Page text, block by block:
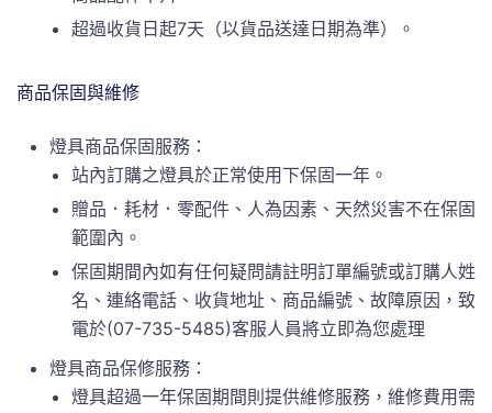
超過收貨日起7天（以貨品送達日期為準）。
商品保固與維修
燈具商品保固服務：
站內訂購之燈具於正常使用下保固一年。
贈品．耗材．零配件、人為因素、天然災害不在保固
範圍內。
保固期間內如有任何疑問請註明訂單編號或訂購人姓
名、連絡電話、收貨地址、商品編號、故障原因，致
電於(07-735-5485)客服人員將立即為您處理
燈具商品保修服務：
燈具超過一年保固期間則提供維修服務，維修費用需